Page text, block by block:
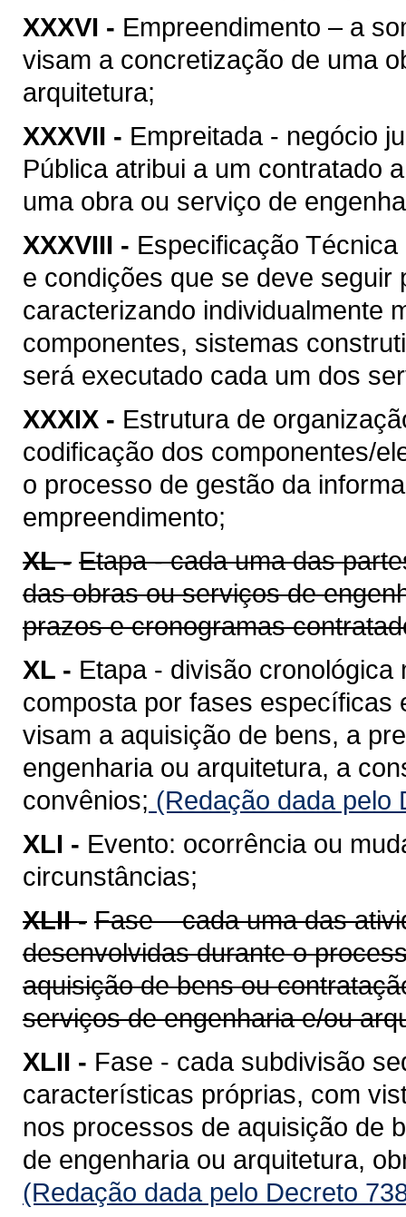
XXXVI - Empreendimento – a
visam a concretização de uma
arquitetura;
XXXVII - Empreitada - negócio
Pública atribui a um contratado
uma obra ou serviço de
XXXVIII - Especificação
e condições que se deve seguir
caracterizando individualmente
componentes, sistemas
será executado cada um dos
XXXIX - Estrutura de
codificação dos componentes/
o processo de gestão da
empreendimento;
XL - Etapa - cada uma das
das obras ou serviços de
prazos e cronogramas
XL - Etapa - divisão
composta por fases específicas
visam a aquisição de bens, a
engenharia ou arquitetura, a
convênios; (Redação dada pelo
XLI - Evento: ocorrência ou
circunstâncias;
XLII - Fase – cada uma das
desenvolvidas durante o
aquisição de bens ou
serviços de engenharia e/ou
XLII - Fase - cada subdivisão
características próprias, com
nos processos de aquisição de
de engenharia ou arquitetura,
(Redação dada pelo Decreto